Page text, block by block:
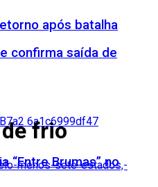
após batalha
confirma saída de
“Entre Brumas” no
frio